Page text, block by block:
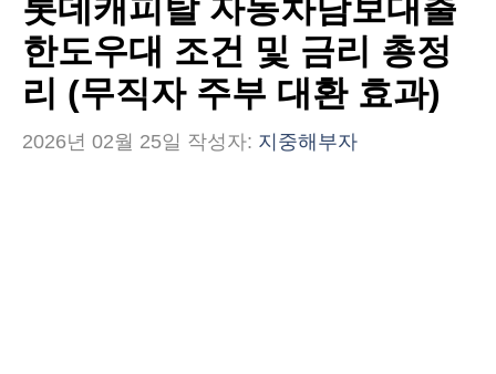
롯데캐피탈 자동차담보대출
한도우대 조건 및 금리 총정
리 (무직자 주부 대환 효과)
2026년 02월 25일 작성자: 지중해부자